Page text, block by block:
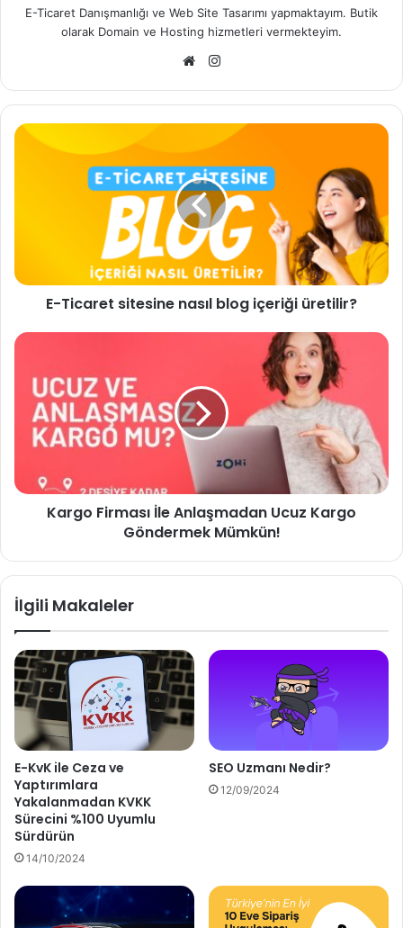
E-Ticaret Danışmanlığı ve Web Site Tasarımı yapmaktayım. Butik
olarak Domain ve Hosting hizmetleri vermekteyim.
Web
E-
Ticaret
E-Ticaret sitesine nasıl blog içeriği üretilir?
Kargo
Anlaşmadan
Ucuz
Kargo
Göndermek
Mümkün!
Kargo Firması İle Anlaşmadan Ucuz Kargo
Göndermek Mümkün!
İlgili Makaleler
E-KvK ile Ceza ve
Yaptırımlara
Yakalanmadan KVKK
Sürecini %100 Uyumlu
Sürdürün
14/10/2024
SEO Uzmanı Nedir?
12/09/2024